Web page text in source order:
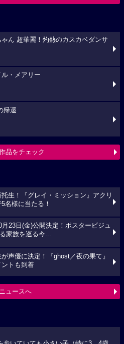
ん 超華麗！灼熱のカスカベダンサ
・メアリー
帰還
品をチェック
托生！『グレイ・ミッション』アクリ
名様に当たる！
月23日(金)公開決定！ポスタービジュ
家族を巡る今...
声優に決定！『ghost／夜の果て』
トも到着
ュースへ